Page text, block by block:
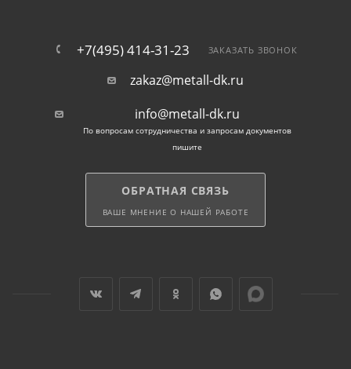
+7(495) 414-31-23 ЗАКАЗАТЬ ЗВОНОК
zakaz@metall-dk.ru
info@metall-dk.ru
По вопросам сотрудничества и запросам документов
пишите
ОБРАТНАЯ СВЯЗЬ
ВАШЕ МНЕНИЕ О НАШЕЙ РАБОТЕ